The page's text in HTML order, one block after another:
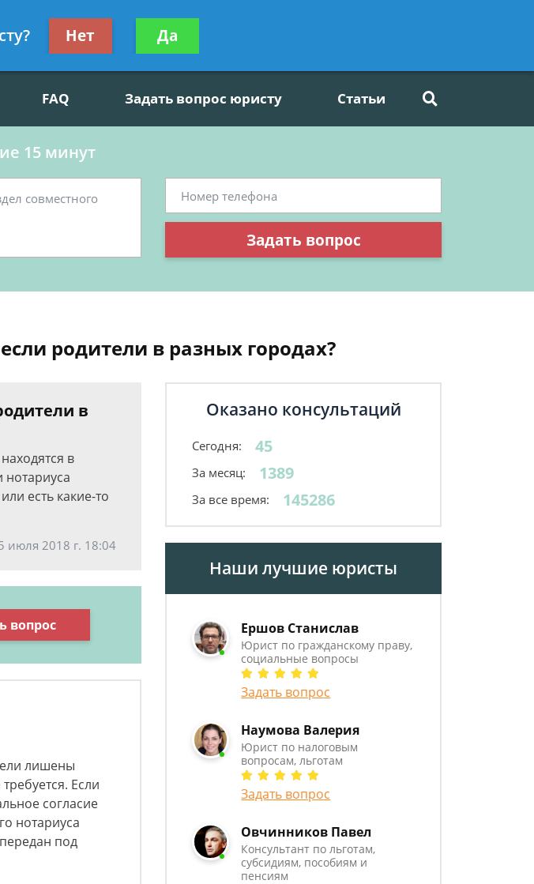
Получите консультацию
бесплатно
FAQ Задать вопрос юристу Статьи
15 минут
Задать вопрос
родители в разных городах?
в
в
нотариуса
есть какие-то
июля 2018 г. 18:04
вопрос
лишены
Если
согласие
нотариуса
под
Оказано консультаций
Сегодня: 45
За месяц: 1389
За все время: 145286
Наши лучшие юристы
Ершов Станислав
Юрист по гражданскому праву,
социальные вопросы
Задать вопрос
Наумова Валерия
Юрист по налоговым
вопросам, льготам
Задать вопрос
Овчинников Павел
Консультант по льготам,
субсидиям, пособиям и
пенсиям
Нет Да